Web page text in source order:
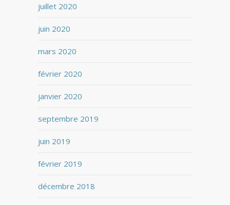
juillet 2020
juin 2020
mars 2020
février 2020
janvier 2020
septembre 2019
juin 2019
février 2019
décembre 2018